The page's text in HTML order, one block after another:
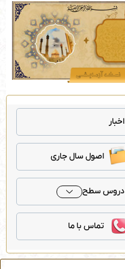
اخبار
اصول سال جاری
دروس سطح
تماس با ما